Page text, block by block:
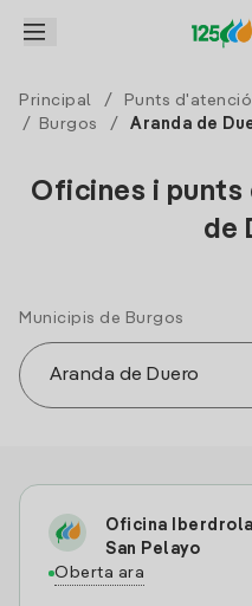
Principal /
Punts
/
Burgos / Aranda de
Oficines i punts
de
Municipis de Burgos
Oficina
San Pelayo
Oberta ara